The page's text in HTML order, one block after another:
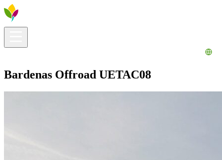
Bardenas Offroad UETAC08